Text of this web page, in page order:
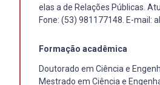
elas a de Relações Públicas.
Fone: (53) 981177148. E-mail:
Formação acadêmica
Doutorado em Ciência e
Mestrado em Ciência e